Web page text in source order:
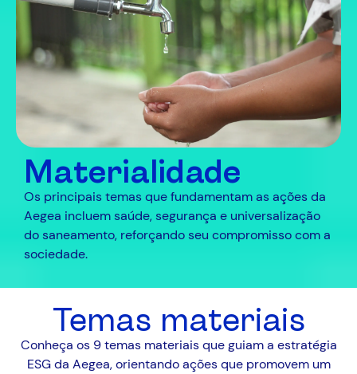
Materialidade
Os principais temas que fundamentam as ações da
Aegea incluem saúde, segurança e universalização
do saneamento, reforçando seu compromisso com a
sociedade.
Temas materiais
Conheça os 9 temas materiais que guiam a estratégia
ESG da Aegea, orientando ações que promovem um